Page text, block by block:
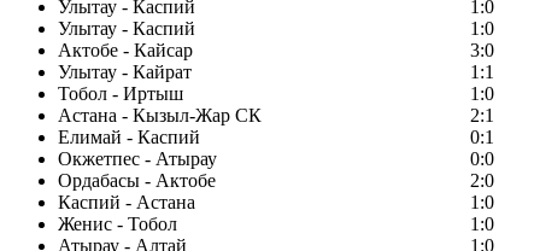
Улытау - Каспий
1:0
Улытау - Каспий
1:0
Актобе - Кайсар
3:0
Улытау - Кайрат
1:1
Тобол - Иртыш
1:0
Астана - Кызыл-Жар СК
2:1
Елимай - Каспий
0:1
Окжетпес - Атырау
0:0
Ордабасы - Актобе
2:0
Каспий - Астана
1:0
Женис - Тобол
1:0
Атырау - Алтай
1:0